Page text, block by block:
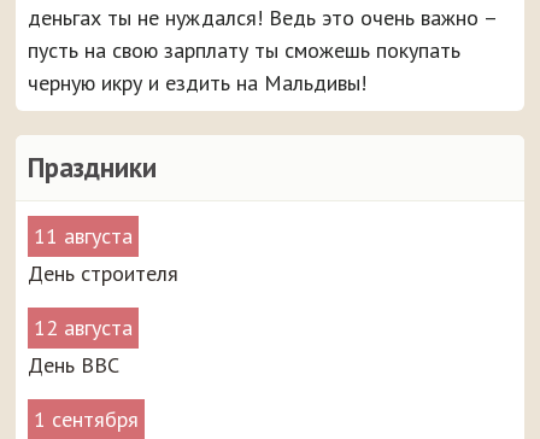
Праздники
11 августа
День строителя
12 августа
День ВВС
1 сентября
деньгах ты не нуждался! Ведь это очень важно –
пусть на свою зарплату ты сможешь покупать
черную икру и ездить на Мальдивы!